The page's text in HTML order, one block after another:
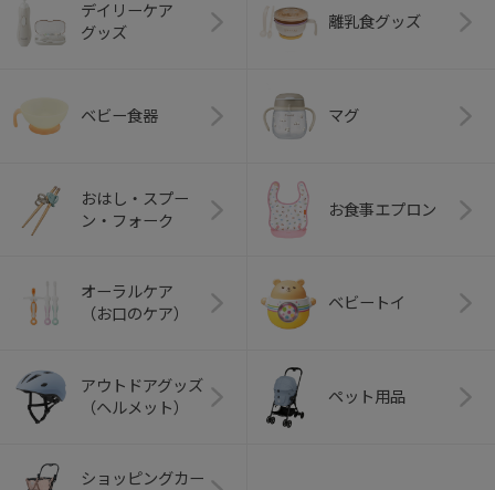
デイリーケア
グッズ
離乳食グッズ
ベビー食器 マグ
おはし・スプー
ン・フォーク
お食事エプロン
オーラルケア
（お口のケア）
ベビートイ
アウトドアグッズ
（ヘルメット）
ペット用品
ショッピングカー